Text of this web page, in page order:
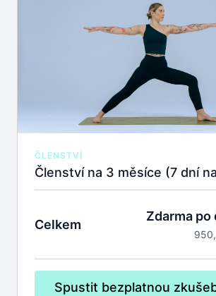
ČLENSTVÍ
Celkem
Zdarma po
Spustit bezplatnou